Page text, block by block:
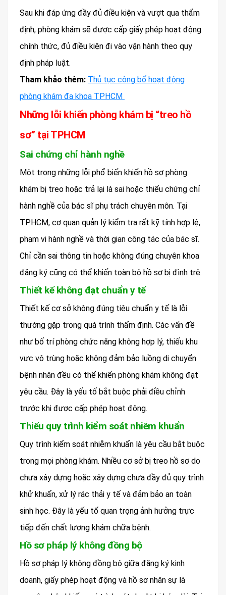
Sau khi đáp ứng đầy đủ điều kiện và vượt qua thẩm
định, phòng khám sẽ được cấp giấy phép hoạt động
chính thức, đủ điều kiện đi vào vận hành theo quy
định pháp luật.
Tham khảo thêm: Thủ tục công bố hoạt động
phòng khám đa khoa TPHCM
Những lỗi khiến phòng khám bị “treo hồ
sơ” tại TPHCM
Sai chứng chỉ hành nghề
Một trong những lỗi phổ biến khiến hồ sơ phòng
khám bị treo hoặc trả lại là sai hoặc thiếu chứng chỉ
hành nghề của bác sĩ phụ trách chuyên môn. Tại
TP.HCM, cơ quan quản lý kiểm tra rất kỹ tính hợp lệ,
phạm vi hành nghề và thời gian công tác của bác sĩ.
Chỉ cần sai thông tin hoặc không đúng chuyên khoa
đăng ký cũng có thể khiến toàn bộ hồ sơ bị đình trệ.
Thiết kế không đạt chuẩn y tế
Thiết kế cơ sở không đúng tiêu chuẩn y tế là lỗi
thường gặp trong quá trình thẩm định. Các vấn đề
như bố trí phòng chức năng không hợp lý, thiếu khu
vực vô trùng hoặc không đảm bảo luồng di chuyển
bệnh nhân đều có thể khiến phòng khám không đạt
yêu cầu. Đây là yếu tố bắt buộc phải điều chỉnh
trước khi được cấp phép hoạt động.
Thiếu quy trình kiểm soát nhiễm khuẩn
Quy trình kiểm soát nhiễm khuẩn là yêu cầu bắt buộc
trong mọi phòng khám. Nhiều cơ sở bị treo hồ sơ do
chưa xây dựng hoặc xây dựng chưa đầy đủ quy trình
khử khuẩn, xử lý rác thải y tế và đảm bảo an toàn
sinh học. Đây là yếu tố quan trọng ảnh hưởng trực
tiếp đến chất lượng khám chữa bệnh.
Hồ sơ pháp lý không đồng bộ
Hồ sơ pháp lý không đồng bộ giữa đăng ký kinh
doanh, giấy phép hoạt động và hồ sơ nhân sự là